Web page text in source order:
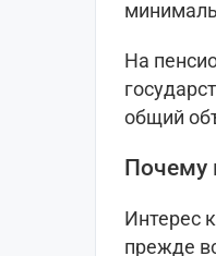
На
общий
Почему
Интерес
прежде